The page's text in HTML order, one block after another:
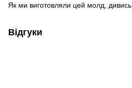
Як ми виготовляли цей молд, дивись
Відгуки